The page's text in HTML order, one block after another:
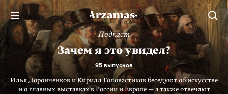
Подкаст
Зачем я это увидел?
95 выпусков
Илья Доронченков и Кирилл Головастиков беседуют об искусстве
и о главных выставках в России и Европе — а также отвечают